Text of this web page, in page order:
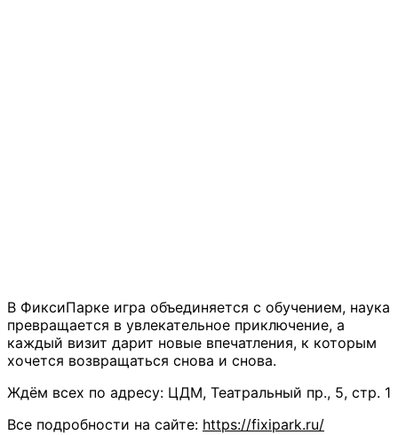
В ФиксиПарке игра объединяется с обучением, наука
превращается в увлекательное приключение, а
каждый визит дарит новые впечатления, к которым
хочется возвращаться снова и снова.
Ждём всех по адресу: ЦДМ, Театральный пр., 5, стр. 1
Все подробности на сайте: https://fixipark.ru/